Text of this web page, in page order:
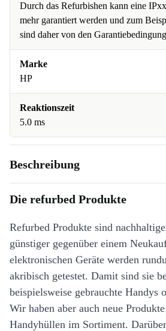
Durch das Refurbishen kann eine
mehr garantiert werden und zum
sind daher von den
Marke
HP
Reaktionszeit
5.0 ms
Beschreibung
Die refurbed Produkte
Refurbed Produkte sind
günstiger gegenüber einem
elektronischen Geräte werden
akribisch getestet. Damit sind sie
beispielsweise gebrauchte Handys
Wir haben aber auch neue
Handyhüllen im Sortiment.